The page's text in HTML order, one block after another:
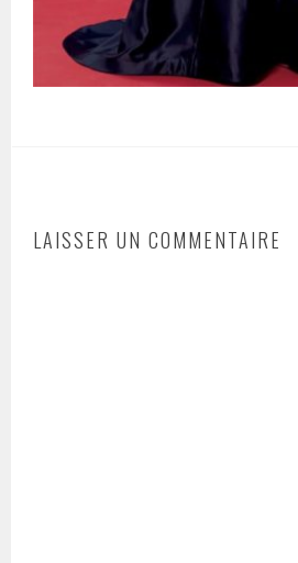
LAISSER UN COMMENTAIRE